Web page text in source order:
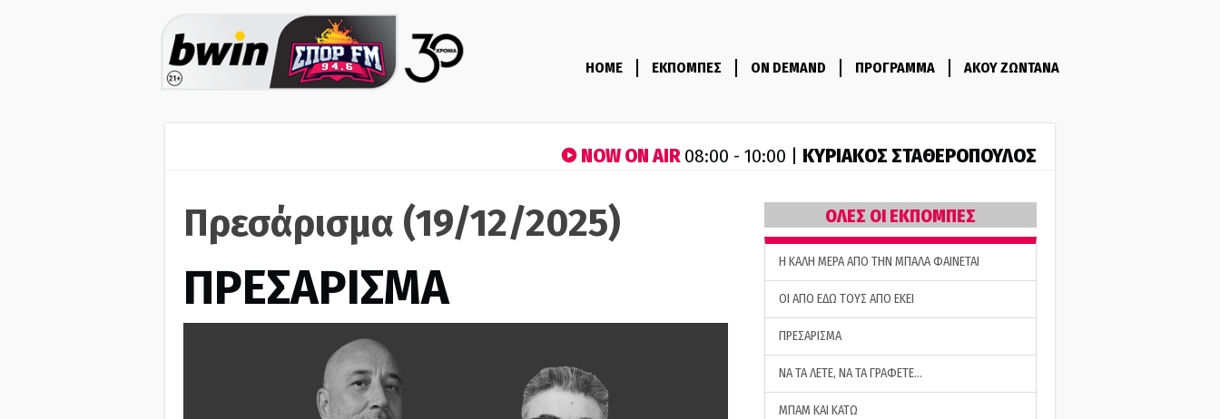
HOME ΕΚΠΟΜΠΕΣ ON DEMAND ΠΡΟΓΡΑΜΜΑ ΑΚΟΥ ΖΩΝΤΑΝΑ
NOW ON AIR08:00 - 10:00 | ΚΥΡΙΑΚΟΣ ΣΤΑΘΕΡΟΠΟΥΛΟΣ
Πρεσάρισμα (19/12/2025)
ΠΡΕΣΑΡΙΣΜΑ
ΟΛΕΣ ΟΙ ΕΚΠΟΜΠΕΣ
H ΚΑΛΗ ΜΕΡΑ ΑΠΟ ΤΗΝ ΜΠΑΛΑ ΦΑΙΝΕΤΑΙ
ΟΙ ΑΠΟ ΕΔΩ ΤΟΥΣ ΑΠΟ ΕΚΕΙ
ΠΡΕΣΑΡΙΣΜΑ
ΝΑ ΤΑ ΛΕΤΕ, ΝΑ ΤΑ ΓΡΑΦΕΤΕ…
ΜΠΑΜ ΚΑΙ ΚΑΤΩ